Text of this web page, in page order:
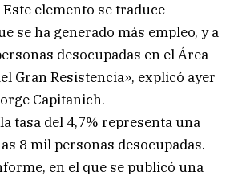
elemento se traduce
se ha generado más empleo, y a
desocupadas en el Área
Gran Resistencia», explicó ayer
Capitanich.
tasa del 4,7% representa una
8 mil personas desocupadas.
en el que se publicó una